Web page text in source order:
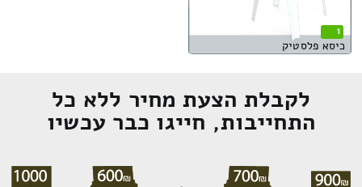
1
כיסא פלסטיק
לקבלת הצעת מחיר ללא כל
התחייבות, חייגו כבר עכשיו